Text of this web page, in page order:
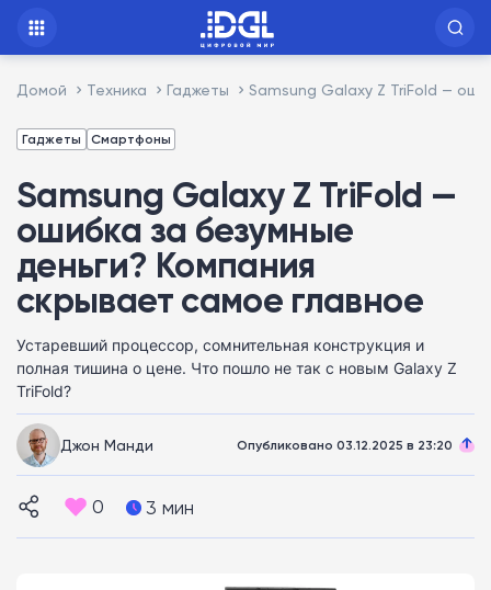
Домой Техника Гаджеты Samsung Galaxy Z TriFold —
Гаджеты Смартфоны
Samsung Galaxy Z TriFold —
ошибка за безумные
деньги? Компания
скрывает самое главное
Устаревший процессор, сомнительная конструкция и
полная тишина о цене. Что пошло не так с новым Galaxy Z
TriFold?
Джон Манди Опубликовано 03.12.2025 в 23:20
0 3 мин